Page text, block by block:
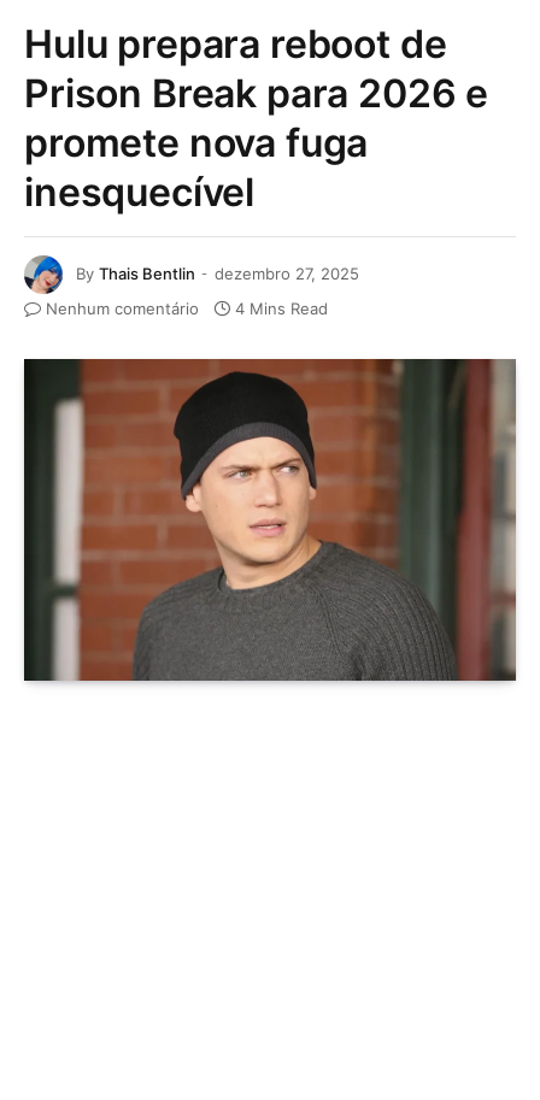
Hulu prepara reboot de
Prison Break para 2026 e
promete nova fuga
inesquecível
By Thais Bentlin
dezembro 27, 2025
Nenhum comentário
4 Mins Read